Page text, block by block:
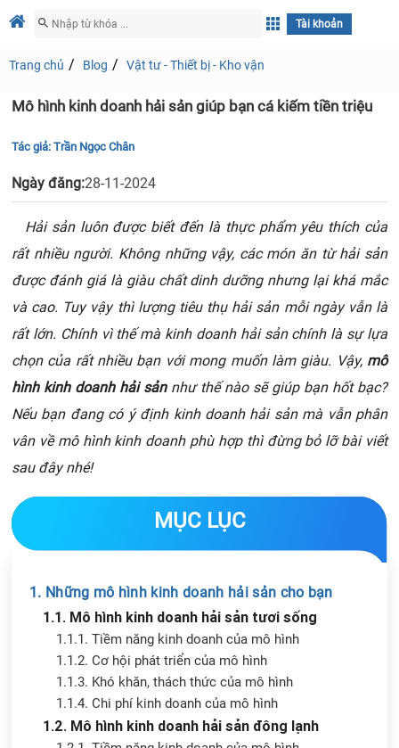
Tài khoản
Trang chủ Blog Vật tư - Thiết bị - Kho vận
Mô hình kinh doanh hải sản giúp bạn cá kiếm tiền triệu
Tác giả: Trần Ngọc Chân
Ngày đăng:28-11-2024
Hải sản luôn được biết đến là thực phẩm yêu thích của
rất nhiều người. Không những vậy, các món ăn từ hải sản
được đánh giá là giàu chất dinh dưỡng nhưng lại khá mắc
và cao. Tuy vậy thì lượng tiêu thụ hải sản mỗi ngày vẫn là
rất lớn. Chính vì thế mà kinh doanh hải sản chính là sự lựa
chọn của rất nhiều bạn với mong muốn làm giàu. Vậy, mô
hình kinh doanh hải sảnnhư thế nào sẽ giúp bạn hốt bạc?
Nếu bạn đang có ý định kinh doanh hải sản mà vẫn phân
vân về mô hình kinh doanh phù hợp thì đừng bỏ lỡ bài viết
sau đây nhé!
MỤC LỤC
1. Những mô hình kinh doanh hải sản cho bạn
1.1. Mô hình kinh doanh hải sản tươi sống
1.1.1. Tiềm năng kinh doanh của mô hình
1.1.2. Cơ hội phát triển của mô hình
1.1.3. Khó khăn, thách thức của mô hình
1.1.4. Chi phí kinh doanh của mô hình
1.2. Mô hình kinh doanh hải sản đông lạnh